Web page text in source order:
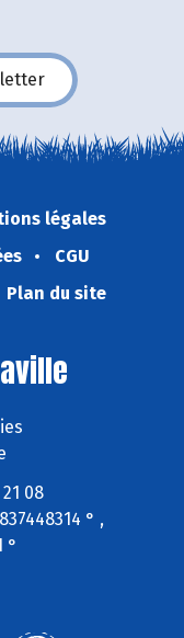
légales
CGU
Plan du site
08
° ,
°